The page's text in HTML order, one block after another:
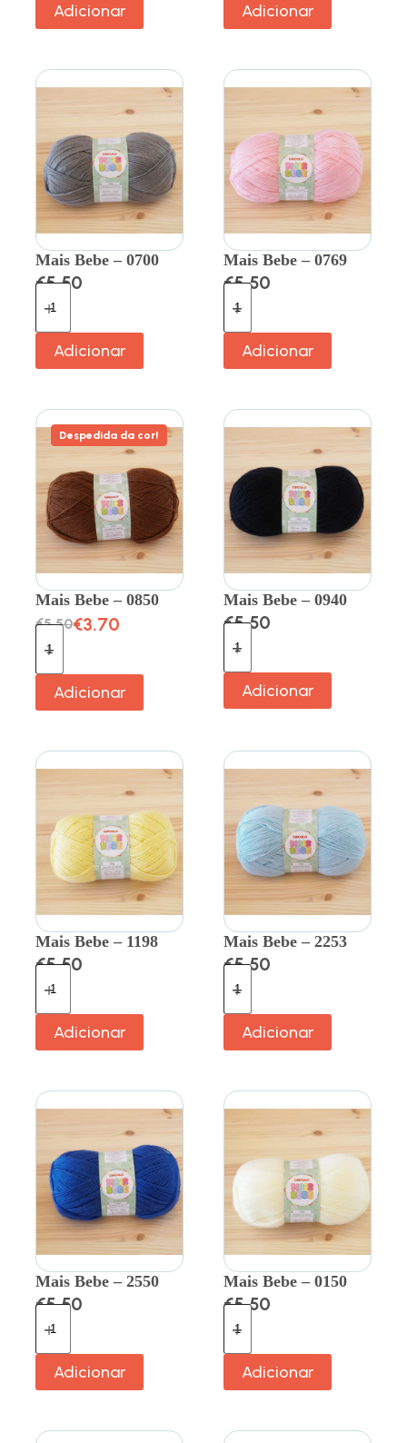
Adicionar Adicionar
Mais Bebe – 0700
€5.50
Adicionar
Mais Bebe – 0769
€5.50
Adicionar
Despedida da cor!
Mais Bebe – 0850
€5.50€3.70
Adicionar
Mais Bebe – 0940
€5.50
Adicionar
Mais Bebe – 1198
€5.50
Adicionar
Mais Bebe – 2253
€5.50
Adicionar
Mais Bebe – 2550
€5.50
Adicionar
Mais Bebe – 0150
€5.50
Adicionar